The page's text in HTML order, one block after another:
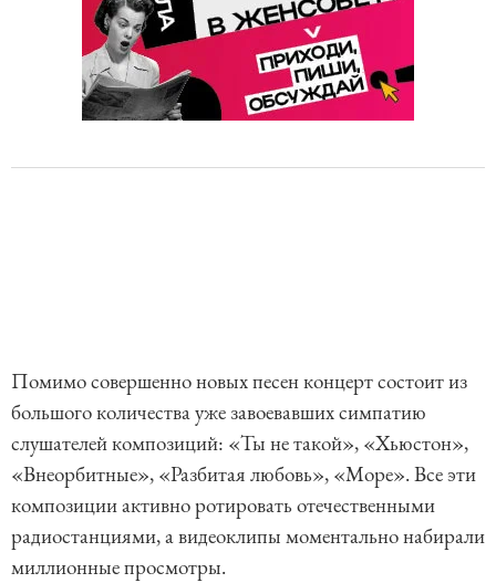
Помимо совершенно новых песен концерт состоит из
большого количества уже завоевавших симпатию
слушателей композиций: «Ты не такой», «Хьюстон»,
«Внеорбитные», «Разбитая любовь», «Море». Все эти
композиции активно ротировать отечественными
радиостанциями, а видеоклипы моментально набирали
миллионные просмотры.